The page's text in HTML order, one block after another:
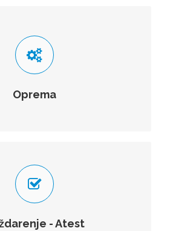
Oprema
automatski i gravitacioni
hlordioksida, stanice za doziranje i
polimere.
VIŠE
- Atest
ATEST HLORNE BOCE
pokretnih posuda za punjenje hlorom
i atestiranje hlornih boca.
VIŠE